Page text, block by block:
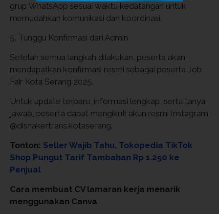
grup WhatsApp sesuai waktu kedatangan untuk
memudahkan komunikasi dan koordinasi.
5. Tunggu Konfirmasi dari Admin
Setelah semua langkah dilakukan, peserta akan
mendapatkan konfirmasi resmi sebagai peserta Job
Fair Kota Serang 2025.
Untuk update terbaru, informasi lengkap, serta tanya
jawab, peserta dapat mengikuti akun resmi Instagram
@disnakertrans.kotaserang.
Tonton: Seller Wajib Tahu, Tokopedia TikTok
Shop Pungut Tarif Tambahan Rp 1.250 ke
Penjual
Cara membuat CV lamaran kerja menarik
menggunakan Canva